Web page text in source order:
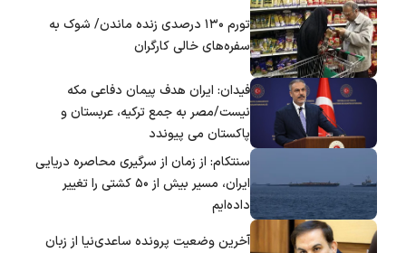
تورم ۱۳۰ درصدی زنده ماندن/ شوک به
سفره‌های خالی کارگران
فیدان: ایران هدف پیمان دفاعی مکه
نیست/مصر به جمع ترکیه، عربستان و
پاکستان می پیوندد
سنتکام: از زمان از سرگیری محاصره دریایی
ایران، مسیر بیش از ۵۰ کشتی را تغییر
داده‌ایم
آخرین وضعیت پرونده ساعدی‌نیا از زبان